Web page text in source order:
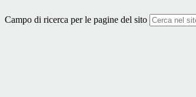
Campo di ricerca per le pagine del sito